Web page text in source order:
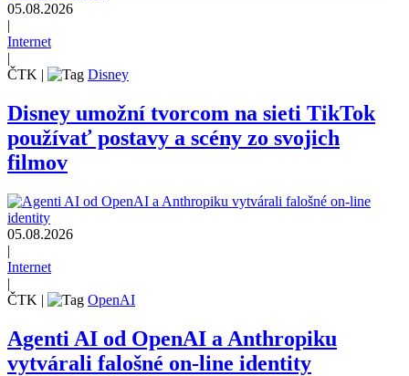
05.08.2026
|
Internet
|
ČTK | Disney
Disney umožní tvorcom na sieti TikTok
používať postavy a scény zo svojich
filmov
05.08.2026
|
Internet
|
ČTK | OpenAI
Agenti AI od OpenAI a Anthropiku
vytvárali falošné on-line identity